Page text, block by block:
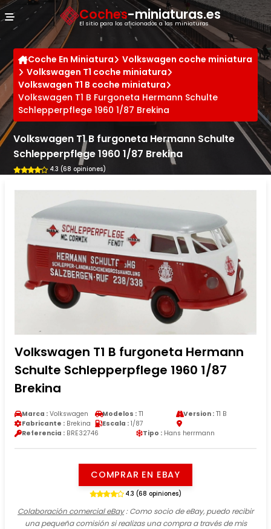
Coches-miniaturas.es
El sitio para los aficionados a las miniaturas
Coche En Miniatura
Volkswagen coche miniatura
Volkswagen T1 coche miniatura
Volkswagen T1 B coche miniatura
Volkswagen T1 B Furgoneta Hermann Schulte
Schlepperpflege 1960 1/87 Brekina
Volkswagen T1 B furgoneta Hermann Schulte
Schlepperpflege 1960 1/87 Brekina
4.3 (68 opiniones)
Volkswagen T1 B furgoneta Hermann
Schulte Schlepperpflege 1960 1/87
Brekina
Marca : Volkswagen Modelos : T1 Version :T1 B
Fabricante : Brekina Escala : 1/87
Referencia : BRE32746 Tipo : Hans herrmann
COMPRAR EN EBAY
4.3 (68 opiniones)
Colaboración comercial eBay: Como socio de eBay, puedo recibir
una pequeña comisión si realizas una compra a través de mis
Panel de gestión de cookies